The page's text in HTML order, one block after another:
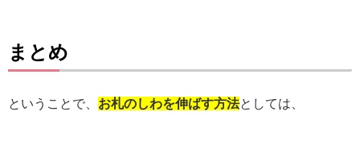
まとめ
ということで、 お札のしわを伸ばす方法としては、